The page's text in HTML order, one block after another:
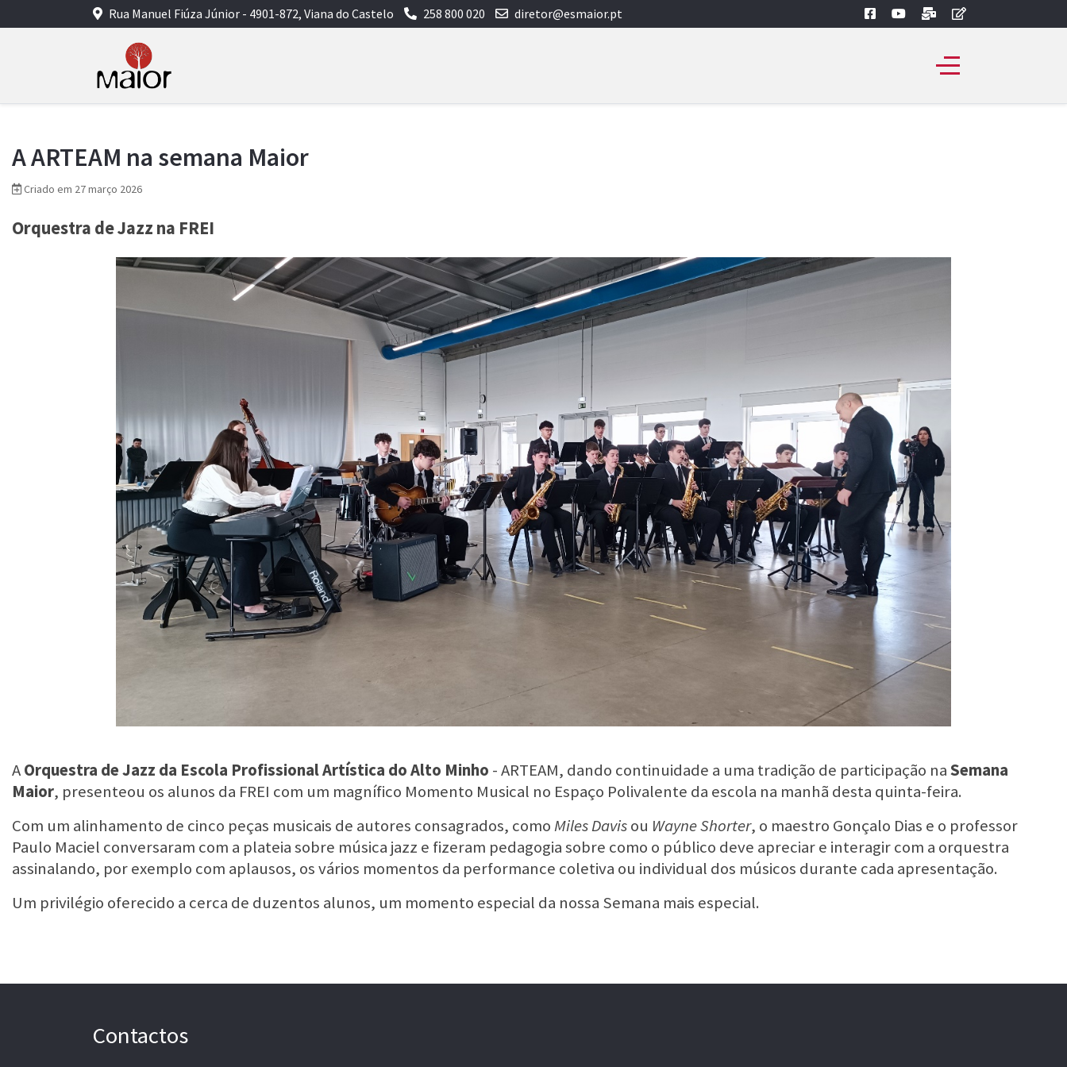
Rua Manuel Fiúza Júnior - 4901-872, Viana do Castelo 258 800 020 diretor@esmaior.pt
A ARTEAM na semana Maior
Criado em 27 março 2026
Orquestra de Jazz na FREI
AOrquestra de Jazz da Escola Profissional Artística do Alto Minho - ARTEAM, dando continuidade a uma tradição de participação naSemana
Maior, presenteou os alunos da FREI com um magnífico Momento Musical no Espaço Polivalente da escola na manhã desta quinta-feira.
Com um alinhamento de cinco peças musicais de autores consagrados, comoMiles Davisou Wayne Shorter, o maestro Gonçalo Dias e o professor
Paulo Maciel conversaram com a plateia sobre música jazz e fizeram pedagogia sobre como o público deve apreciar e interagir com a orquestra
assinalando, por exemplo com aplausos, os vários momentos da performance coletiva ou individual dos músicos durante cada apresentação.
Um privilégio oferecido a cerca de duzentos alunos, um momento especial da nossa Semana mais especial.
Contactos